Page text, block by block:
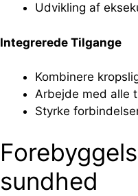
Udvikling af
Integrerede Tilgange
Kombinere
Arbejde med alle
Styrke
sundhed